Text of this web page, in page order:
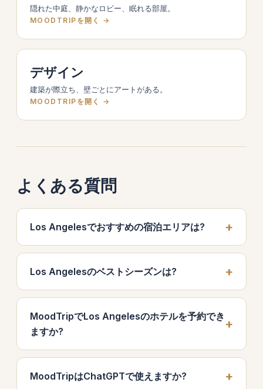
隠れた中庭、静かなロビー、眠れる部屋。
MOODTRIPを開く →
デザイン
建築が際立ち、壁ごとにアートがある。
MOODTRIPを開く →
よくある質問
Los Angelesでおすすめの宿泊エリアは?
Los Angelesのベストシーズンは?
MoodTripでLos Angelesのホテルを予約でき
ますか?
MoodTripはChatGPTで使えますか?